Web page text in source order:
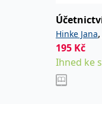
Hinke Jana,
Dana,
195 Kč
Ihned ke